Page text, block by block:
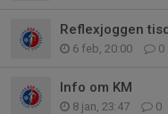
Reflexjoggen
6 feb, 20:00 0
Info om KM
8 jan, 23:47 0